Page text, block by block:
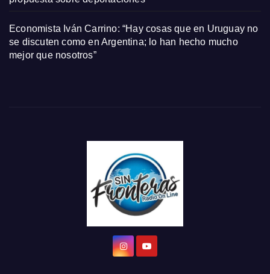
Economista Iván Carrino: “Hay cosas que en Uruguay no
se discuten como en Argentina; lo han hecho mucho
mejor que nosotros”